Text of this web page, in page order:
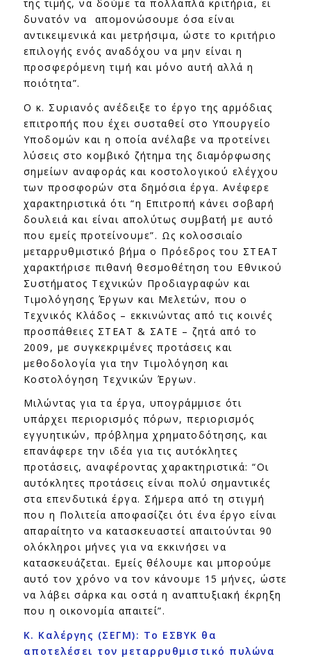
της τιμής, να δούμε τα πολλαπλά κριτήρια, ει
δυνατόν να απομονώσουμε όσα είναι
αντικειμενικά και μετρήσιμα, ώστε το κριτήριο
επιλογής ενός αναδόχου να μην είναι η
προσφερόμενη τιμή και μόνο αυτή αλλά η
ποιότητα”.
Ο κ. Συριανός ανέδειξε το έργο της αρμόδιας
επιτροπής που έχει συσταθεί στο Υπουργείο
Υποδομών και η οποία ανέλαβε να προτείνει
λύσεις στο κομβικό ζήτημα της διαμόρφωσης
σημείων αναφοράς και κοστολογικού ελέγχου
των προσφορών στα δημόσια έργα. Ανέφερε
χαρακτηριστικά ότι “η Επιτροπή κάνει σοβαρή
δουλειά και είναι απολύτως συμβατή με αυτό
που εμείς προτείνουμε”. Ως κολοσσιαίο
μεταρρυθμιστικό βήμα ο Πρόεδρος του ΣΤΕΑΤ
χαρακτήρισε πιθανή θεσμοθέτηση του Εθνικού
Συστήματος Τεχνικών Προδιαγραφών και
Τιμολόγησης Έργων και Μελετών, που ο
Τεχνικός Κλάδος – εκκινώντας από τις κοινές
προσπάθειες ΣΤΕΑΤ & ΣΑΤΕ – ζητά από το
2009, με συγκεκριμένες προτάσεις και
μεθοδολογία για την Τιμολόγηση και
Κοστολόγηση Τεχνικών Έργων.
Μιλώντας για τα έργα, υπογράμμισε ότι
υπάρχει περιορισμός πόρων, περιορισμός
εγγυητικών, πρόβλημα χρηματοδότησης, και
επανάφερε την ιδέα για τις αυτόκλητες
προτάσεις, αναφέροντας χαρακτηριστικά: “Οι
αυτόκλητες προτάσεις είναι πολύ σημαντικές
στα επενδυτικά έργα. Σήμερα από τη στιγμή
που η Πολιτεία αποφασίζει ότι ένα έργο είναι
απαραίτητο να κατασκευαστεί απαιτούνται 90
ολόκληροι μήνες για να εκκινήσει να
κατασκευάζεται. Εμείς θέλουμε και μπορούμε
αυτό τον χρόνο να τον κάνουμε 15 μήνες, ώστε
να λάβει σάρκα και οστά η αναπτυξιακή έκρηξη
που η οικονομία απαιτεί”.
Κ. Καλέργης (ΣΕΓΜ): Το ΕΣΒΥΚ θα
αποτελέσει τον μεταρρυθμιστικό πυλώνα